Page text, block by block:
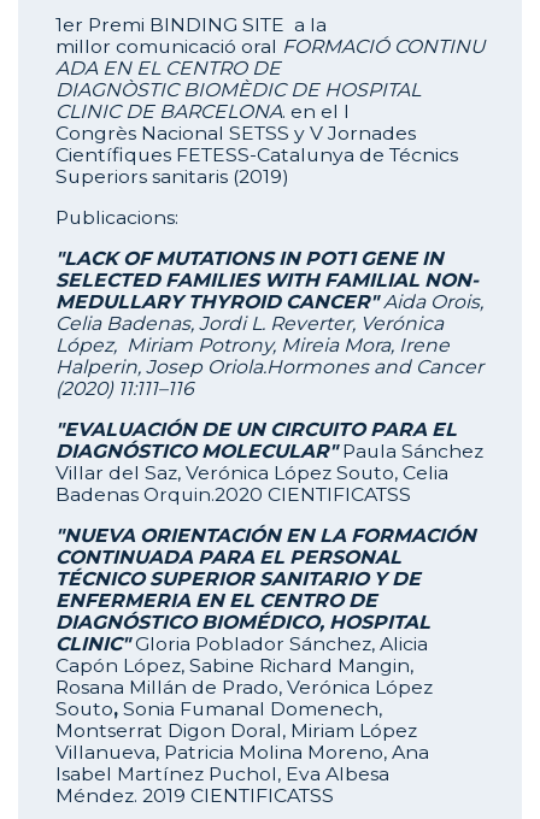
1er Premi BINDING SITE a la
millor comunicació oral FORMACIÓ CONTINU
ADA EN EL CENTRO DE
DIAGNÒSTIC BIOMÈDIC DE HOSPITAL
CLINIC DE BARCELONA. en el I
Congrès Nacional SETSS y V Jornades
Científiques FETESS-Catalunya de Técnics
Superiors sanitaris (2019)
Publicacions:
"LACK OF MUTATIONS IN POT1 GENE IN
SELECTED FAMILIES WITH FAMILIAL NON-
MEDULLARY THYROID CANCER"Aida Orois,
Celia Badenas, Jordi L. Reverter, Verónica
López, Miriam Potrony, Mireia Mora, Irene
Halperin, Josep Oriola.Hormones and Cancer
(2020) 11:111–116
"EVALUACIÓN DE UN CIRCUITO PARA EL
DIAGNÓSTICO MOLECULAR"Paula Sánchez
Villar del Saz, Verónica López Souto, Celia
Badenas Orquin.2020 CIENTIFICATSS
"NUEVA ORIENTACIÓN EN LA FORMACIÓN
CONTINUADA PARA EL PERSONAL
TÉCNICO SUPERIOR SANITARIO Y DE
ENFERMERIA EN EL CENTRO DE
DIAGNÓSTICO BIOMÉDICO, HOSPITAL
CLINIC"Gloria Poblador Sánchez, Alicia
Capón López, Sabine Richard Mangin,
Rosana Millán de Prado, Verónica López
Souto, Sonia Fumanal Domenech,
Montserrat Digon Doral, Miriam López
Villanueva, Patricia Molina Moreno, Ana
Isabel Martínez Puchol, Eva Albesa
Méndez. 2019 CIENTIFICATSS